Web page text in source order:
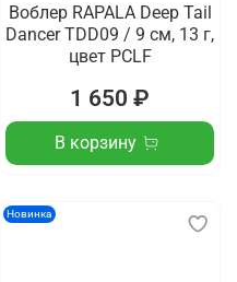
Воблер RAPALA Deep Tail
Dancer TDD09 / 9 см, 13 г,
цвет PCLF
1 650 ₽
В корзину
Новинка